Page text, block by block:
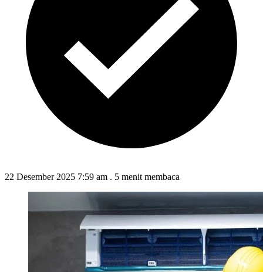
22 Desember 2025 7:59 am . 5 menit membaca